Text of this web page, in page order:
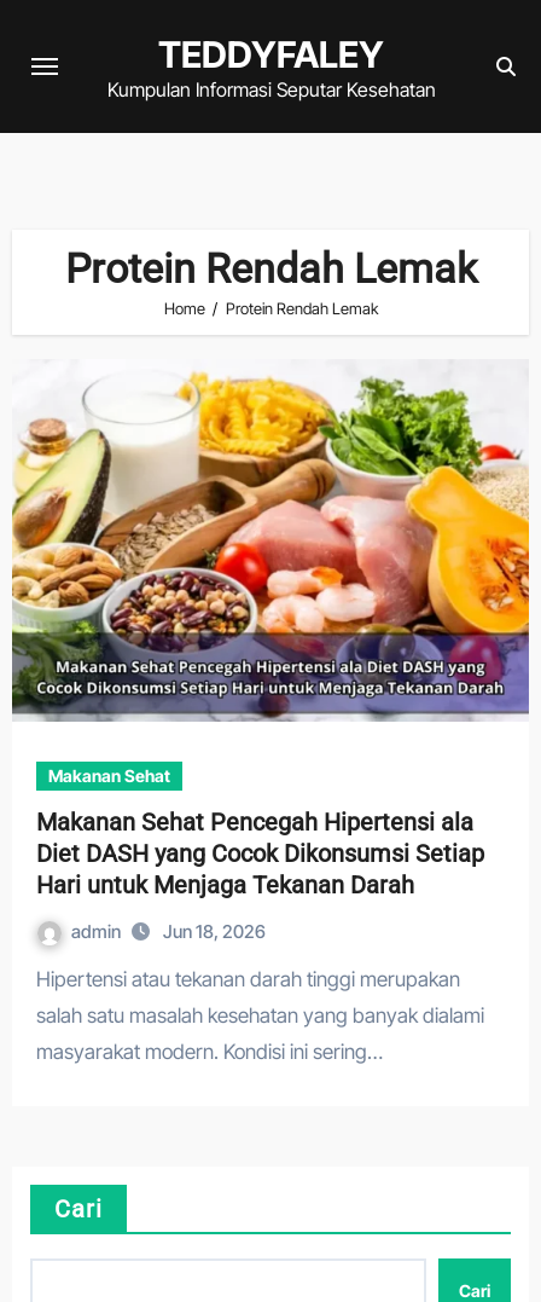
TEDDYFALEY
Kumpulan Informasi Seputar Kesehatan
Protein Rendah Lemak
Home Protein Rendah Lemak
Makanan Sehat
Makanan Sehat Pencegah Hipertensi ala
Diet DASH yang Cocok Dikonsumsi Setiap
Hari untuk Menjaga Tekanan Darah
admin Jun 18, 2026
Hipertensi atau tekanan darah tinggi merupakan
salah satu masalah kesehatan yang banyak dialami
masyarakat modern. Kondisi ini sering…
Cari
Cari